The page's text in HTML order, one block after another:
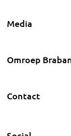
Media
Omroep
Contact